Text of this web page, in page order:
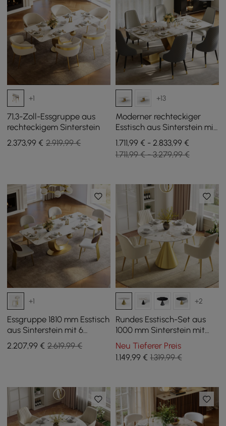
+1
71,3-Zoll-Essgruppe aus
rechteckigem Sinterstein
2.373,99 € 2.919,99 €
+13
Moderner rechteckiger
Esstisch aus Sinterstein mit
6 Stühlen in Gold, 2000
mm
1.711,99 € - 2.833,99 €
1.711,99 € - 3.279,99 €
+1
Essgruppe 1810 mm Esstisch
aus Sinterstein mit 6
Stühlen
2.207,99 € 2.619,99 €
+2
Rundes Esstisch-Set aus
1000 mm Sinterstein mit
gebürstetem Goldfuß für 2
Personen
Neu Tieferer Preis
1.149,99€ 1.319,99 €